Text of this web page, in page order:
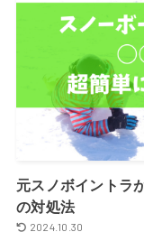
元スノボイントラ
の対処法
2024.10.30